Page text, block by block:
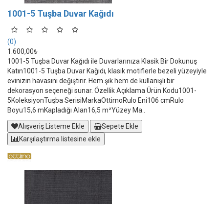
1001-5 Tuşba Duvar Kağıdı
(0)
1.600,00₺
1001-5 Tuşba Duvar Kağıdı ile Duvarlarınıza Klasik Bir Dokunuş
Katın1001-5 Tuşba Duvar Kağıdı, klasik motiflerle bezeli yüzeyiyle
evinizin havasını değiştirir. Hem şık hem de kullanışlı bir
dekorasyon seçeneği sunar. Özellik Açıklama Ürün Kodu1001-
5KoleksiyonTuşba SerisiMarkaOttimoRulo Eni106 cmRulo
Boyu15,6 mKapladığı Alan16,5 m²Yüzey Ma..
Alışveriş Listeme Ekle
Sepete Ekle
Karşılaştırma listesine ekle